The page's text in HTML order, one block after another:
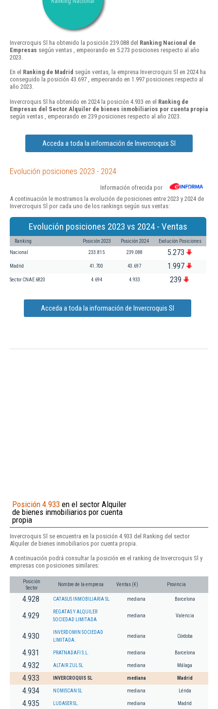
Invercroquis Sl ha obtenido la posición 239.088 del Ranking Nacional de
Empresas según ventas , empeorando en 5.273 posiciones respecto al año
2023.
En el Ranking de Madrid según ventas, la empresa Invercroquis Sl en 2024 ha
conseguido la posición 43.697 , empeorando en 1.997 posiciones respecto al
año 2023.
Invercroquis Sl ha obtenido en 2024 la posición 4.933 en el Ranking de
Empresas del Sector Alquiler de bienes inmobiliarios por cuenta propia
según ventas , empeorando en 239 posiciones respecto al año 2023.
Acceda a toda la información de Invercroquis Sl
Evolución posiciones 2023 - 2024
Información ofrecida por
A continuación le mostramos la evolución de posiciones entre 2023 y 2024 de
Invercroquis Sl por cada uno de los rankings según sus ventas:
Evolución posiciones 2023 vs 2024 - Ventas
Ranking Posición 2023 Posición 2024 Evolución Posiciones
Nacional 233.815 239.088 5.273
Madrid 41.700 43.697 1.997
Sector CNAE 6820 4.694 4.933 239
Acceda a toda la información de Invercroquis Sl
Posición 4.933 en el sector Alquiler
de bienes inmobiliarios por cuenta
propia
Invercroquis Sl se encuentra en la posición 4.933 del Ranking del sector
Alquiler de bienes inmobiliarios por cuenta propia.
A continuación podrá consultar la posición en el ranking de Invercroquis Sl y
empresas con posiciones similares:
Posición
Sector
Nombre de la empresa Ventas (€) Provincia
4.928 CATASUS INMOBILIARIA SL mediana Barcelona
4.929
REGATAS Y ALQUILER
SOCIEDAD LIMITADA
mediana Valencia
4.930
INVERDOMIN SOCIEDAD
LIMITADA.
mediana Córdoba
4.931 PRATNADAFI S.L. mediana Barcelona
4.932 ALTAIR ZUL SL mediana Málaga
4.933 INVERCROQUIS SL mediana Madrid
4.934 NOMISCAN SL mediana Lérida
4.935 LUDASER SL. mediana Madrid